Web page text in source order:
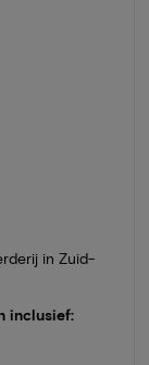
in Zuid-
inclusief: